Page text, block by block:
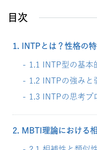
目次
1. INTPとは？性格の
1.1 INTP型の基本
1.2 INTPの強みと
1.3 INTPの思考プ
2. MBTI理論における